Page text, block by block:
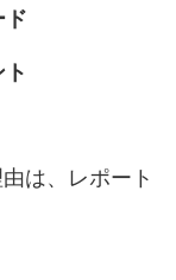
は、レポート